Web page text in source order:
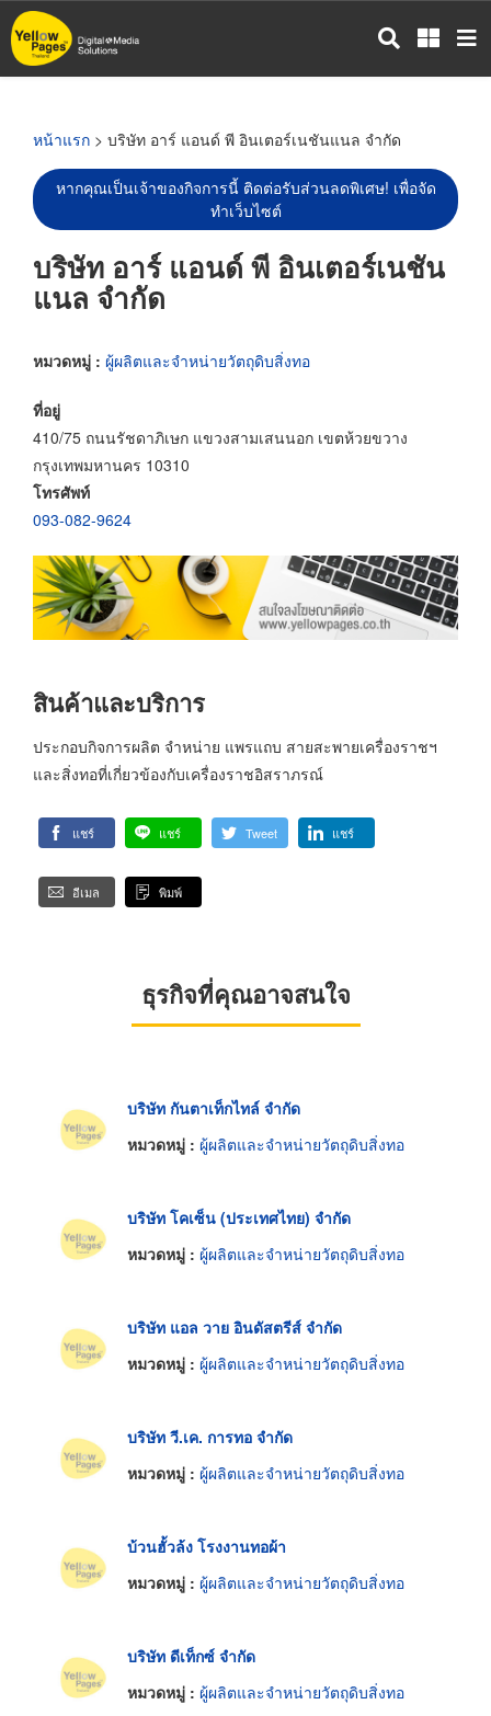
ข้าม
ไป
หน้าแรก > บริษัท อาร์ แอนด์ พี อินเตอร์เนชันแนล จำกัด
หากคุณเป็นเจ้าของกิจการนี้ ติดต่อรับส่วนลดพิเศษ! เพื่อจัด
ทำเว็บไซต์
บริษัท อาร์ แอนด์ พี อินเตอร์เนชัน
แนล จำกัด
หมวดหมู่ : ผู้ผลิตและจำหน่ายวัตถุดิบสิ่งทอ
ที่อยู่
410/75 ถนนรัชดาภิเษก แขวงสามเสนนอก เขตห้วยขวาง
กรุงเทพมหานคร 10310
โทรศัพท์
093-082-9624
สินค้าและบริการ
ประกอบกิจการผลิต จำหน่าย แพรแถบ สายสะพายเครื่องราชฯ
และสิ่งทอที่เกี่ยวข้องกับเครื่องราชอิสราภรณ์
แชร์ แชร์ Tweet แชร์
อีเมล พิมพ์
ธุรกิจที่คุณอาจสนใจ
บริษัท กันตาเท็กไทล์ จำกัด
หมวดหมู่ : ผู้ผลิตและจำหน่ายวัตถุดิบสิ่งทอ
บริษัท โคเซ็น (ประเทศไทย) จำกัด
หมวดหมู่ : ผู้ผลิตและจำหน่ายวัตถุดิบสิ่งทอ
บริษัท แอล วาย อินดัสตรีส์ จำกัด
หมวดหมู่ : ผู้ผลิตและจำหน่ายวัตถุดิบสิ่งทอ
บริษัท วี.เค. การทอ จำกัด
หมวดหมู่ : ผู้ผลิตและจำหน่ายวัตถุดิบสิ่งทอ
บ้วนฮั้วล้ง โรงงานทอผ้า
หมวดหมู่ : ผู้ผลิตและจำหน่ายวัตถุดิบสิ่งทอ
บริษัท ดีเท็กซ์ จำกัด
หมวดหมู่ : ผู้ผลิตและจำหน่ายวัตถุดิบสิ่งทอ